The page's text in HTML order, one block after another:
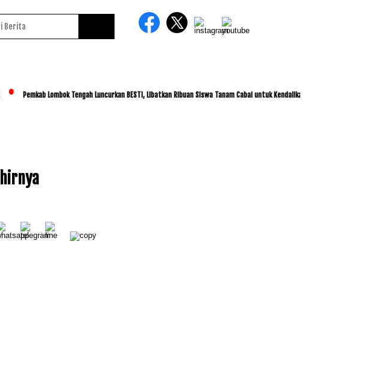
Pemkab Lombok Tengah Luncurkan BESTI, Libatkan Ribuan Siswa Tanam Cabai untuk Kendalikan Inflasi